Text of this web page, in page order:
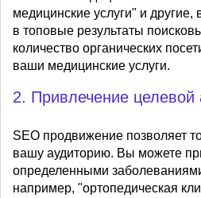
медицинские услуги" и другие,
в топовые результаты
количество органических
ваши медицинские услуги.
2. Привлечение целевой
SEO продвижение позволяет
вашу аудиторию. Вы можете
определенными
например, "ортопедическая